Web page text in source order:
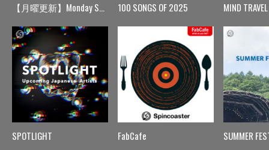
【月曜更新】Monday Spin
SPOTLIGHT
100 SONGS OF 2025
FabCafe
MIND TRAVEL
SUMMER